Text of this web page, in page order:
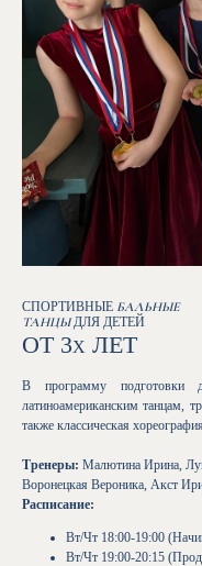
СПОРТИВНЫЕ БАЛЬНЫЕ
ТАНЦЫ ДЛЯ ДЕТЕЙ
ОТ 3Х ЛЕТ
В программу подготовки
латиноамериканским танцам,
также классическая
Тренеры: Малютина Ирина,
Воронецкая Вероника, Акст
Расписание:
Вт/Чт 18:00-19:00
Вт/Чт 19:00-20:15